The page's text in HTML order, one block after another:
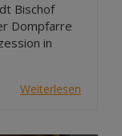
Bischof
Dompfarre
in
Weiterlesen